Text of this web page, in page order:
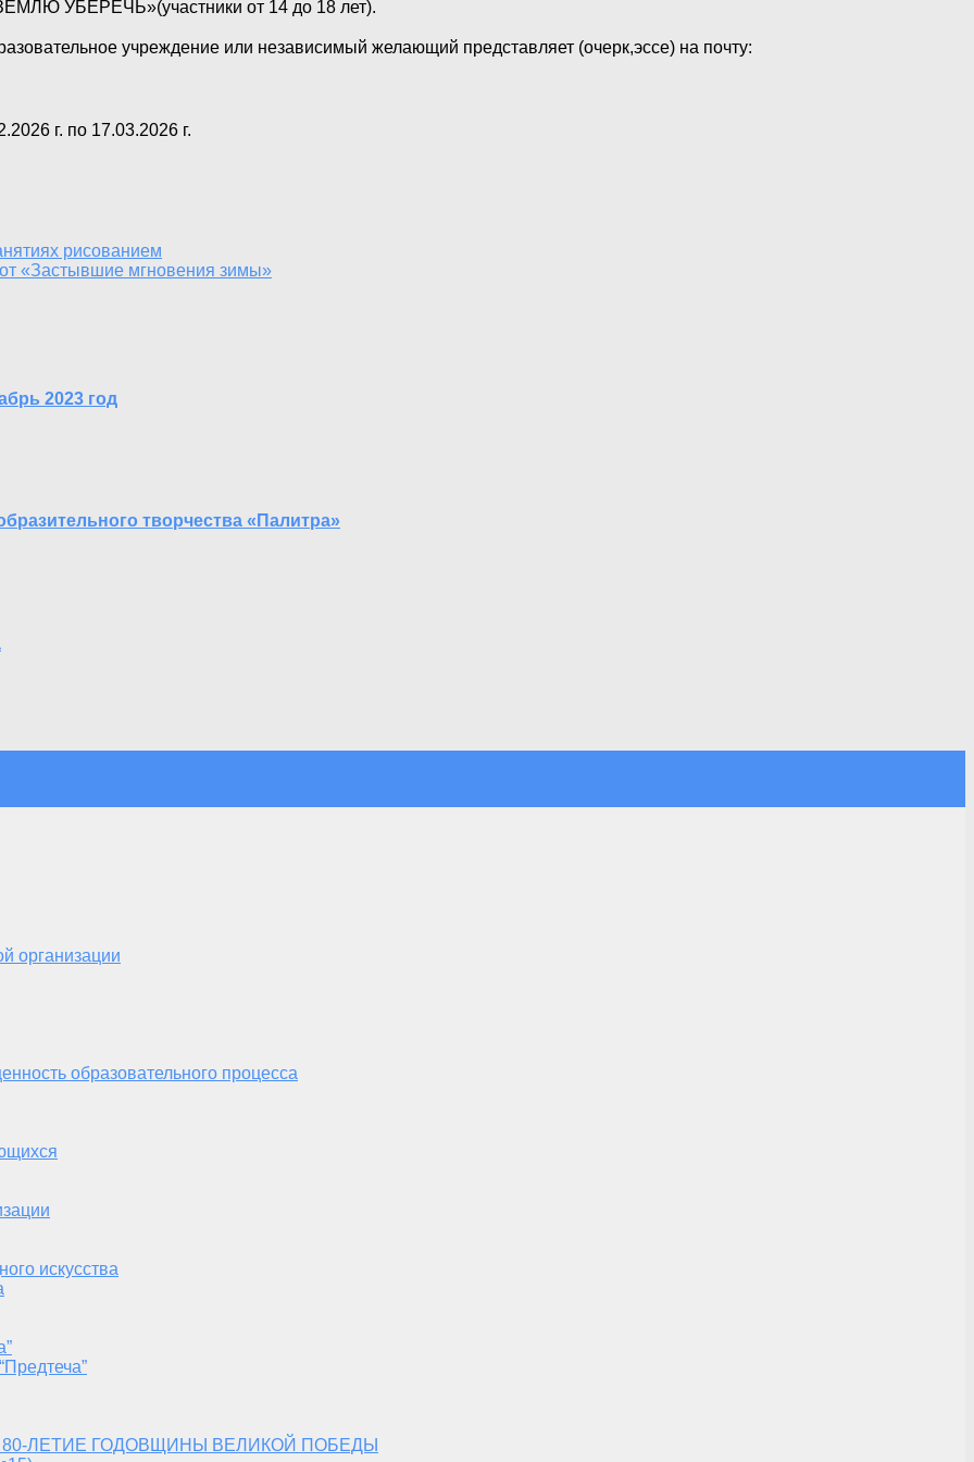
УБЕРЕЧЬ»(участники от 14 до 18 лет).
учреждение или независимый желающий представляет (очерк,эссе) на почту:
г. по 17.03.2026 г.
рисованием
«Застывшие мгновения зимы»
2023 год
творчества «Палитра»
организации
образовательного процесса
искусства
ЛЕТИЕ ГОДОВЩИНЫ ВЕЛИКОЙ ПОБЕДЫ